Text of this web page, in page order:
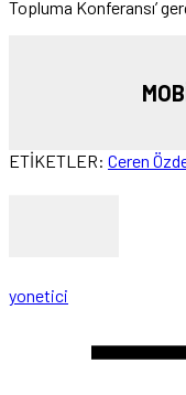
Topluma Konferansı’
ETİKETLER: Ceren
yonetici